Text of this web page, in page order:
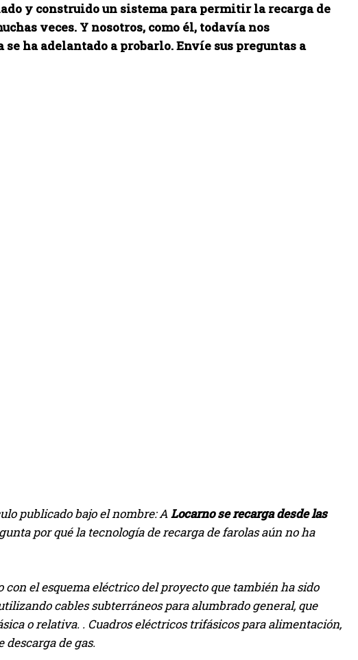
y construido un sistema para permitir la recarga de
veces. Y nosotros, como él, todavía nos
ha adelantado a probarlo. Envíe sus preguntas a
publicado bajo el nombre: ALocarno se recarga desde las
por qué la tecnología de recarga de farolas aún no ha
el esquema eléctrico del proyecto que también ha sido
cables subterráneos para alumbrado general, que
o relativa. . Cuadros eléctricos trifásicos para alimentación,
de gas.